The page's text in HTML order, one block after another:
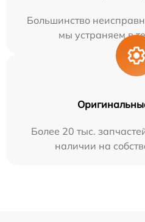
Большинство
мы устраняем в
Более 20 тыс.
наличии на